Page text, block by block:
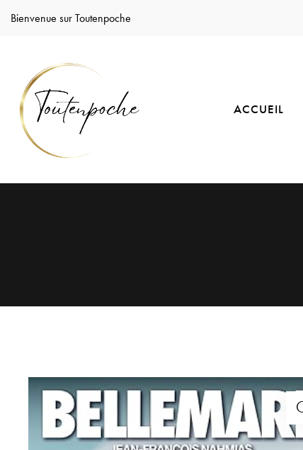
Bienvenue sur Toutenpoche
ACCUEIL